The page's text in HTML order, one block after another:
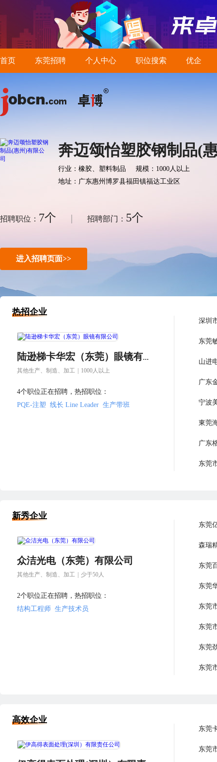
首页 东莞招聘 个人中心 职位搜索 优企
奔迈颂怡塑胶钢制品(
行业：橡胶、塑料制品
规模：1000人以上
地址：广东惠州博罗县福田镇福达工业区
招聘职位： 7个 | 招聘部门： 5个
进入招聘页面>>
热招企业
陆逊梯卡华宏（东莞）眼镜有限公司
其他生产、制造、加工
1000人以上
4个职位正在招聘，热招职位：
PQE-注塑 线长 Line Leader 生产带班
深圳
东莞
山进
宁波
東莞
广东
东莞
新秀企业
众洁光电（东莞）有限公司
其他生产、制造、加工 少于50人
2个职位正在招聘，热招职位：
结构工程师 生产技术员
东莞
森瑞
东莞
东莞
东莞
东莞
东莞
高效企业
东莞
东莞